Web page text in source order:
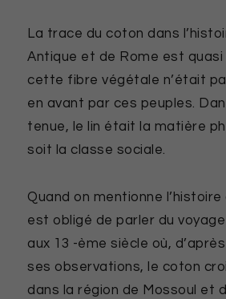
La trace du coton dans
Antique et de Rome est
cette fibre végétale n’était
en avant par ces peuples.
tenue, le lin était la matière
soit la classe sociale.
Quand on mentionne
est obligé de parler du
aux 13 -ème siècle où,
ses observations, le coton
dans la région de Mossoul et